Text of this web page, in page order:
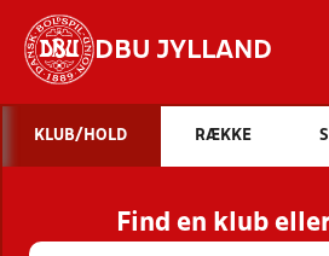
DBU JYLLAND
STILLINGER,
HOLD
KLUB/HOLD RÆKKE
Find en klub